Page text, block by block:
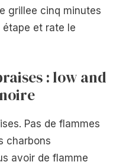
grillee cinq minutes
et rate le
: low and
Pas de flammes
charbons
avoir de flamme